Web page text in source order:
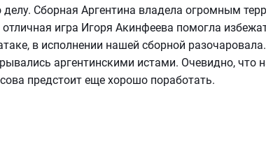
делу. Сборная Аргентина владела огромным
игра Игоря Акинфеева помогла
в исполнении нашей сборной
аргентинскими истами. Очевидно, что
предстоит еще хорошо поработать.